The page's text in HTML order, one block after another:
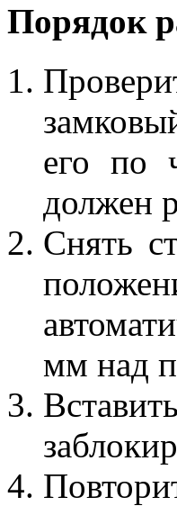
Порядок
его по
должен
Снять
мм над